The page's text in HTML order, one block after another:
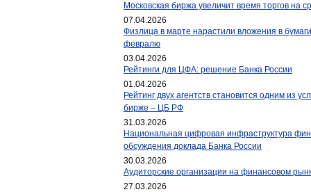
Московская биржа увеличит время торгов на
07.04.2026
Физлица в марте нарастили вложения в
февралю
03.04.2026
Рейтинги для ЦФА: решение Банка России
01.04.2026
Рейтинг двух агентств становится одним из
бирже – ЦБ РФ
31.03.2026
Национальная цифровая инфраструктура
обсуждения доклада Банка России
30.03.2026
Аудиторские организации на финансовом
27.03.2026